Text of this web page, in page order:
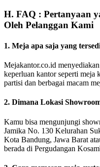
H. FAQ : Pertanyaan
Oleh Pelanggan Kami
1. Meja apa saja yang
Mejakantor.co.id
keperluan kantor seperti meja
partisi dan berbagai macam
2. Dimana Lokasi
Kamu bisa mengunjungi
Jamika No. 130 Kelurahan
Kota Bandung, Jawa Barat
berada di Pergudangan